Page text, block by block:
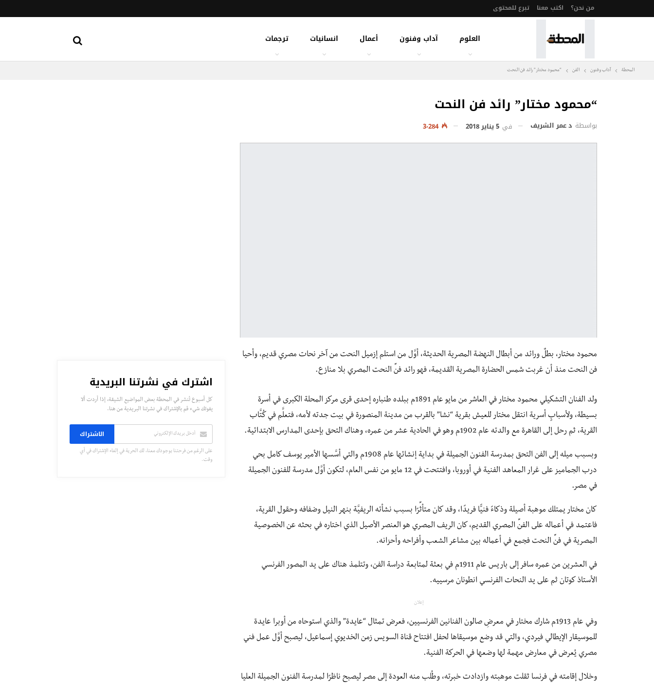
من نحن؟ اكتب معنا تبرع للمحتوى
العلوم آداب وفنون أعمال انسانيات ترجمات
المحطة آداب وفنون الفن “محمود مختار” رائد فن النحت
“محمود مختار” رائد فن النحت
بواسطة د عمر الشريف في 5 يناير 2018 3٬284
محمود مختار، بطلٌ ورائد من أبطال النهضة المصرية الحديثة، أوَّل من استلم إزميل النحت من آخر نحات مصري قديم، وأحيا
فن النحت منذ أن غربت شمس الحضارة المصرية القديمة، فهو رائد فنِّ النحت المصري بلا منازع.
ولد الفنان التشكيلي محمود مختار في العاشر من مايو عام 1891م ببلده طنباره إحدى قرى مركز المحلة الكبرى في أسرة
بسيطة، ولأسبابٍ أسرية انتقل مختار للعيش بقرية “نشا” بالقرب من مدينة المنصورة في بيت جدته لأمه، فتعلَّم في كُتَّاب
القرية، ثم رحل إلى القاهرة مع والدته عام 1902م وهو في الحادية عشر من عمره، وهناك التحق بإحدى المدارس الابتدائية.
وبسبب ميله إلى الفن التحق بمدرسة الفنون الجميلة في بداية إنشائها عام 1908م والتي أسَّسها الأمير يوسف كامل بحي
درب الجماميز على غرار المعاهد الفنية في أوروبا، وافتتحت في 12 مايو من نفس العام، لتكون أوَّل مدرسة للفنون الجميلة
في مصر.
كان مختار يمتلك موهبة أصيلة وذكاءً فنيًّا فريدًا، وقد كان متأثِّرًا بسبب نشأته الريفيَّة بنهر النيل وضفافه وحقول القرية،
فاعتمد في أعماله على الفنِّ المصري القديم، كان الريف المصري هو العنصر الأصيل الذي اختاره في بحثه عن الخصوصية
المصرية في فنِّ النحت فجمع في أعماله بين مشاعر الشعب وأفراحه وأحزانه.
في العشرين من عمره سافر إلى باريس عام 1911م في بعثة لمتابعة دراسة الفن، وتتلمذ هناك على يد المصور الفرنسي
الأستاذ كوتان ثم على يد النحات الفرنسي انطونان مرسييه.
إعلان
وفي عام 1913م شارك مختار في معرضِ صالون الفنانين الفرنسيين، فعرض تمثال “عايدة” والذي استوحاه من أوبرا عايدة
للموسيقار الإيطالي فيردي، والتي قد وضع موسيقاها لحفل افتتاح قناة السويس زمن الخديوي إسماعيل، ليصبح أوَّل عمل فني
مصري يُعرض في معارض مهمة لها وضعها في الحركة الفنية.
وخلال إقامته في فرنسا ثقلت موهبته وازدادت خبرته، وطُلب منه العودة إلى مصر ليصبح ناظرًا لمدرسة الفنون الجميلة العليا
اشترك في نشرتنا البريدية
كل أسبوع تُنشر في المحطة بعض المواضيع الشيقة، إذا أردت ألا
يفوتك شيء قم بالإشتراك في نشرتنا البريدية من هنا.
الاشتراك
على الرغم من فرحتنا بوجودك معنا، لك الحرية في إلغاء الإشتراك في أي
وقت.